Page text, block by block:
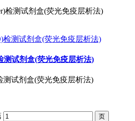
检测试剂盒(荧光免疫层析法)
测试剂盒(荧光免疫层析法)
测试剂盒(荧光免疫层析法)